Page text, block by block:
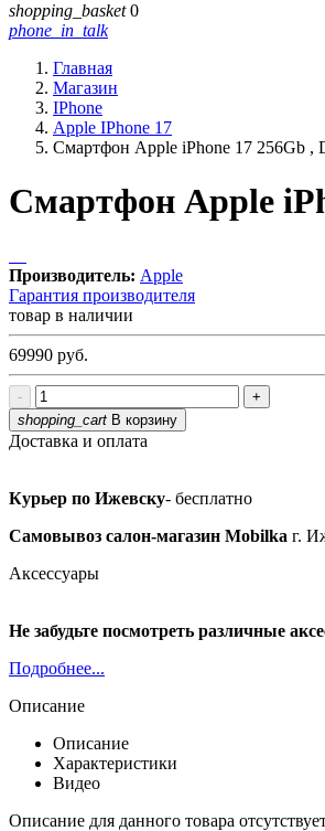
shopping_basket 0
phone_in_talk
Главная
Магазин
IPhone
Apple IPhone 17
Смартфон Apple iPhone 17 256Gb ,
Смартфон Apple
Производитель: Apple
Гарантия производителя
товар в наличии
69990 руб.
-
+
shopping_cart В корзину
Доставка и оплата
Курьер по Ижевску- бесплатно
Самовывоз салон-магазин Mobilka г.
Аксессуары
Не забудьте посмотреть различные
Подробнее...
Описание
Описание
Характеристики
Видео
Описание для данного товара